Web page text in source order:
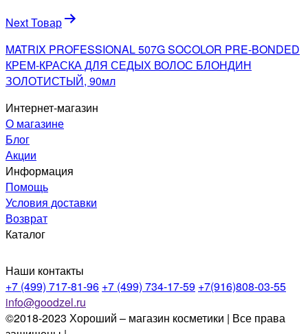
Next Товар
MATRIX PROFESSIONAL 507G SOCOLOR PRE-BONDED
КРЕМ-КРАСКА ДЛЯ СЕДЫХ ВОЛОС БЛОНДИН
ЗОЛОТИСТЫЙ, 90мл
Интернет-магазин
О магазине
Блог
Акции
Информация
Помощь
Условия доставки
Возврат
Каталог
Наши контакты
+7 (499) 717-81-96 +7 (499) 734-17-59 +7(916)808-03-55
info@goodzel.ru
©2018-2023 Хороший – магазин косметики | Все права